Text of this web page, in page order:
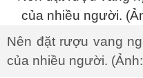
Nên đặt rượu vang
của nhiều người.